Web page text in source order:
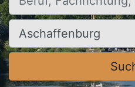
Ort, Stadt